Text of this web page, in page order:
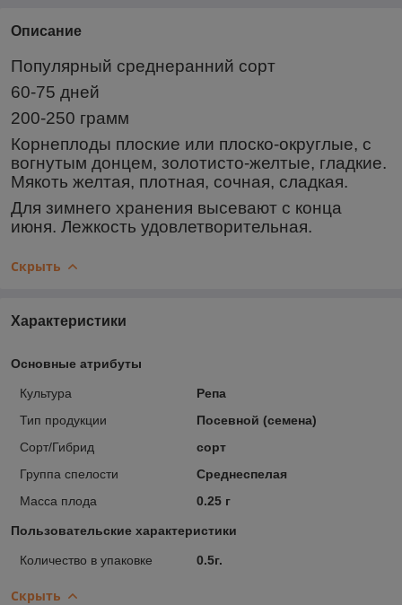
Описание
Популярный среднеранний сорт
60-75 дней
200-250 грамм
Корнеплоды плоские или плоско-округлые, с
вогнутым донцем, золотисто-желтые, гладкие.
Мякоть желтая, плотная, сочная, сладкая.
Для зимнего хранения высевают с конца
июня. Лежкость удовлетворительная.
Скрыть
Характеристики
Основные атрибуты
Культура
Репа
Тип продукции
Посевной (семена)
Сорт/Гибрид
сорт
Группа спелости
Среднеспелая
Масса плода
0.25 г
Пользовательские характеристики
Количество в упаковке 0.5г.
Скрыть